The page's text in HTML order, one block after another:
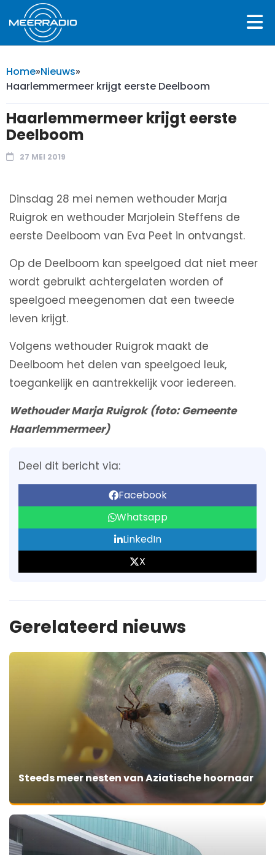
Home»Nieuws»
Haarlemmermeer krijgt eerste Deelboom
Haarlemmermeer krijgt eerste
Deelboom
27 MEI 2019
Dinsdag 28 mei nemen wethouder Marja
Ruigrok en wethouder Marjolein Steffens de
eerste Deelboom van Eva Peet in ontvangst.
Op de Deelboom kan speelgoed dat niet meer
wordt gebruikt achtergelaten worden of
speelgoed meegenomen dat een tweede
leven krijgt.
Volgens wethouder Ruigrok maakt de
Deelboom het delen van speelgoed leuk,
toegankelijk en aantrekkelijk voor iedereen.
Wethouder Marja Ruigrok (foto: Gemeente
Haarlemmermeer)
Deel dit bericht via:
Facebook
Whatsapp
LinkedIn
X
Gerelateerd nieuws
Steeds meer nesten van Aziatische hoornaar